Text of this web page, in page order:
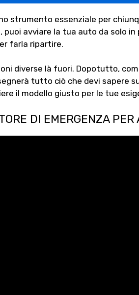
strumento essenziale per
avviare la tua auto da solo in
farla ripartire.
diverse là fuori. Dopotutto,
tutto ciò che devi sapere
il modello giusto per le tue
DI EMERGENZA PER